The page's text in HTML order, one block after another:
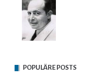
POPULÄRE POSTS